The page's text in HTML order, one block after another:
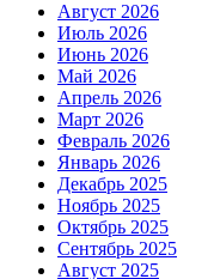
Август 2026
Июль 2026
Июнь 2026
Май 2026
Апрель 2026
Март 2026
Февраль 2026
Январь 2026
Декабрь 2025
Ноябрь 2025
Октябрь 2025
Сентябрь 2025
Август 2025